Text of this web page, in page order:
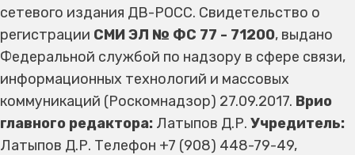
сетевого издания ДВ-РОСС. Свидетельство о
регистрации СМИ ЭЛ № ФС 77 - 71200, выдано
Федеральной службой по надзору в сфере связи,
информационных технологий и массовых
коммуникаций (Роскомнадзор) 27.09.2017. Врио
главного редактора: Латыпов Д.Р. Учредитель:
Латыпов Д.Р. Телефон +7 (908) 448-79-49,